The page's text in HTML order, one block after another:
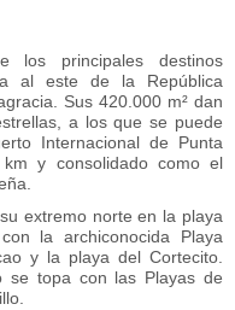
principales destinos
al este de la República
Sus 420.000 m² dan
a los que se puede
Internacional de Punta
y consolidado como el
extremo norte en la playa
la archiconocida Playa
y la playa del Cortecito.
se topa con las Playas de